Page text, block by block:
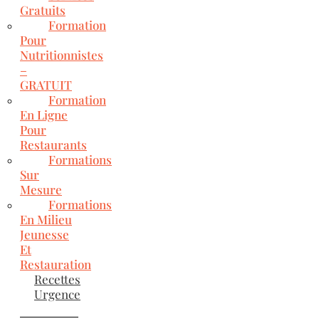
Gratuits
Formation
Pour
Nutritionnistes
–
GRATUIT
Formation
En Ligne
Pour
Restaurants
Formations
Sur
Mesure
Formations
En Milieu
Jeunesse
Et
Restauration
Recettes
Urgence